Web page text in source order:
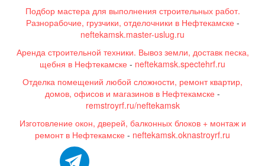
Подбор мастера для выполнения строительных работ.
Разнорабочие, грузчики, отделочники в Нефтекамске -
neftekamsk.master-uslug.ru
Аренда строительной техники. Вывоз земли, доставк песка,
щебня в Нефтекамске - neftekamsk.spectehrf.ru
Отделка помещений любой сложности, ремонт квартир,
домов, офисов и магазинов в Нефтекамске -
remstroyrf.ru/neftekamsk
Изготовление окон, дверей, балконных блоков + монтаж и
ремонт в Нефтекамске - neftekamsk.oknastroyrf.ru